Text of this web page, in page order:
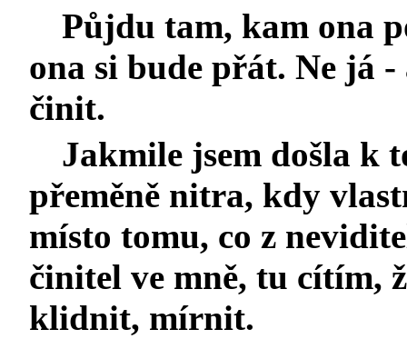
Půjdu tam, kam ona
ona si bude přát. Ne já -
činit.
Jakmile jsem došla k
přeměně nitra, kdy
místo tomu, co z
činitel ve mně, tu cítím,
klidnit, mírnit.